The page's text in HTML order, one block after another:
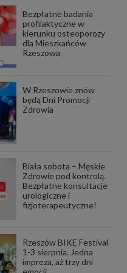
Bezpłatne badania
profilaktyczne w
kierunku osteoporozy
dla Mieszkańców
Rzeszowa
W Rzeszowie znów
będą Dni Promocji
Zdrowia
Biała sobota – Męskie
Zdrowie pod kontrolą.
Bezpłatne konsultacje
urologiczne i
fizjoterapeutyczne!
Rzeszów BIKE Festival
1-3 sierpnia. Jedna
impreza, aż trzy dni